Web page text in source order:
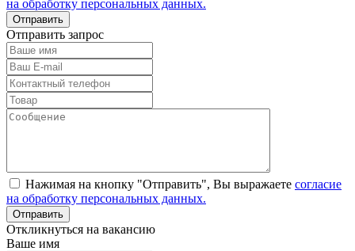
на обработку персональных данных.
Отправить запрос
Нажимая на кнопку "Отправить", Вы выражаете согласие
на обработку персональных данных.
Откликнуться на вакансию
Ваше имя